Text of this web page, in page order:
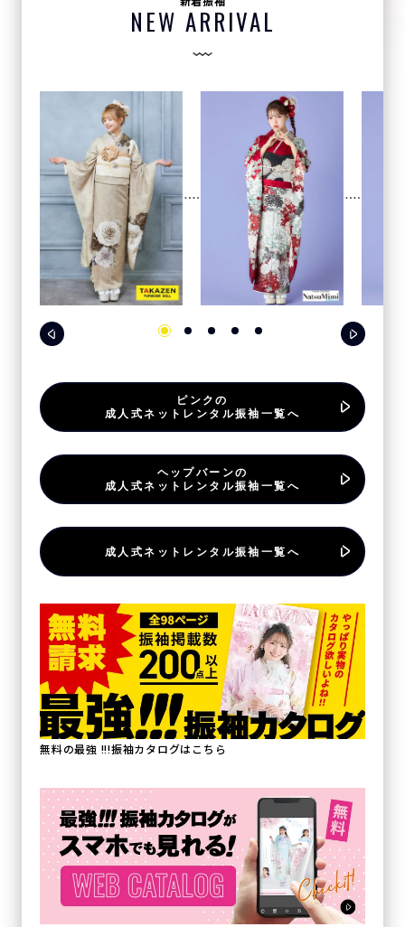
NEW ARRIVAL
ピンクの
成人式ネットレンタル振袖一覧へ
ヘップバーンの
成人式ネットレンタル振袖一覧へ
成人式ネットレンタル振袖一覧へ
無料の最強 !!!振袖カタログはこちら